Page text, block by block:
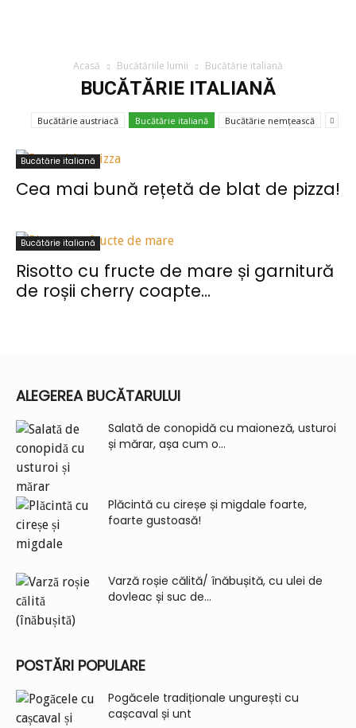
Acasă Bucătăriile lumii Bucătărie italiană
BUCĂTĂRIE ITALIANĂ
Bucătărie austriacă Bucătărie italiană Bucătărie nemțească
Bucătărie italiană
Cea mai bună rețetă de blat de pizza!
Bucătărie italiană
Risotto cu fructe de mare și garnitură
de roșii cherry coapte...
ALEGEREA BUCĂTARULUI
Salată de conopidă cu maioneză, usturoi
și mărar, așa cum o...
Plăcintă cu cireșe și migdale foarte,
foarte gustoasă!
Varză roșie călită/ înăbușită, cu ulei de
dovleac și suc de...
POSTĂRI POPULARE
Pogăcele tradiționale ungurești cu
cașcaval și unt